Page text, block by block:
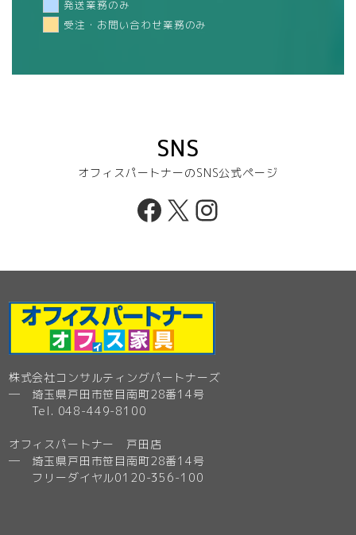
発送業務のみ
受注・お問い合わせ業務のみ
SNS
オフィスパートナーのSNS公式ページ
Facebook
X Instagram
株式会社コンサルティングパートナーズ
─ 埼玉県戸田市笹目南町28番14号
Tel. 048-449-8100
オフィスパートナー 戸田店
─ 埼玉県戸田市笹目南町28番14号
フリーダイヤル0120-356-100